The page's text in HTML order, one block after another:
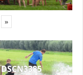
»
DSCN3385